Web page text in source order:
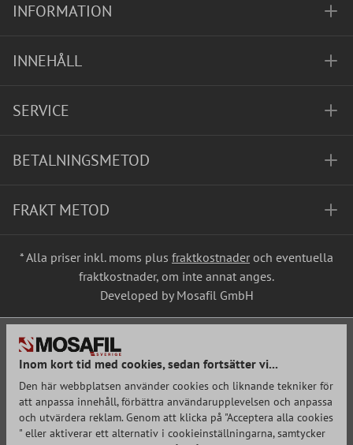
INFORMATION
INNEHÅLL
SERVICE
BETALNINGSMETOD
FRAKT METOD
* Alla priser inkl. moms plus fraktkostnader och eventuella
fraktkostnader, om inte annat anges.
Developed by Mosafil GmbH
Inom kort tid med cookies, sedan fortsätter vi...
Den här webbplatsen använder cookies och liknande tekniker för
att anpassa innehåll, förbättra användarupplevelsen och anpassa
och utvärdera reklam. Genom att klicka på "Acceptera alla cookies
" eller aktiverar ett alternativ i cookieinställningarna, samtycker